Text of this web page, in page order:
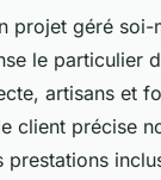
projet géré soi-
le particulier
artisans et
client précise
prestations